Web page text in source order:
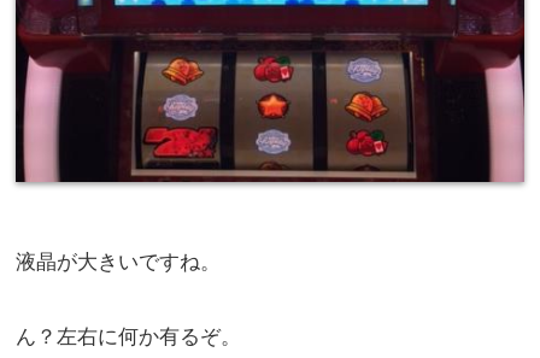
液晶が大きいですね。
ん？左右に何か有るぞ。